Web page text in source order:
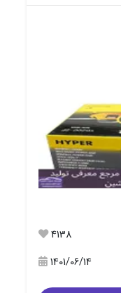
4138
1401/06/14